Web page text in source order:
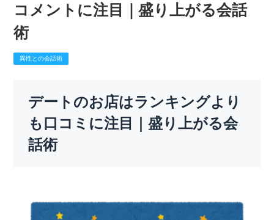
コメントに注目｜盛り上がる会話
術
異性との会話術
デートのお店はランキングより
も口コミに注目｜盛り上がる会
話術